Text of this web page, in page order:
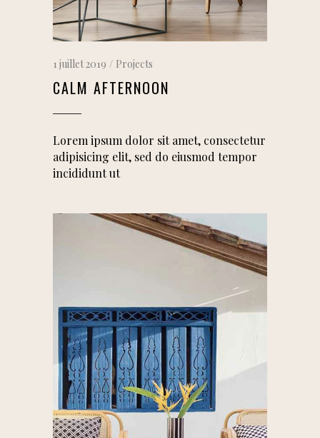
1 juillet 2019 Projects
CALM AFTERNOON
Lorem ipsum dolor sit amet, consectetur
adipisicing elit, sed do eiusmod tempor
incididunt ut